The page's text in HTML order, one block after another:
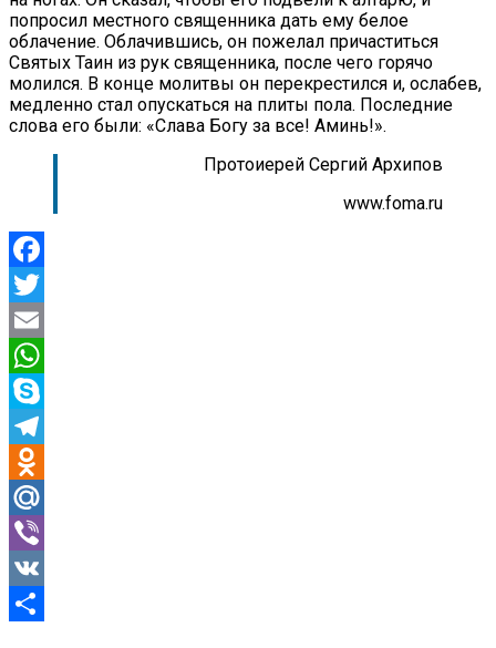
попросил местного священника дать ему белое
облачение. Облачившись, он пожелал причаститься
Святых Таин из рук священника, после чего горячо
молился. В конце молитвы он перекрестился и, ослабев,
медленно стал опускаться на плиты пола. Последние
слова его были: «Слава Богу за все! Аминь!».
Протоиерей Сергий Архипов
www.foma.ru
Facebook
Twitter
Email
WhatsApp
Skype
Telegram
Odnoklassniki
Mail.Ru
Viber
VK